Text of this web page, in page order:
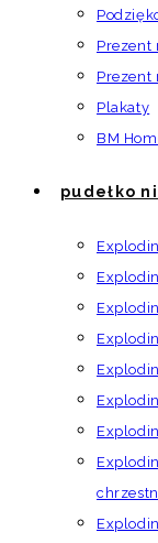
Prezent
Prezent
Plakaty
BM
pudełko